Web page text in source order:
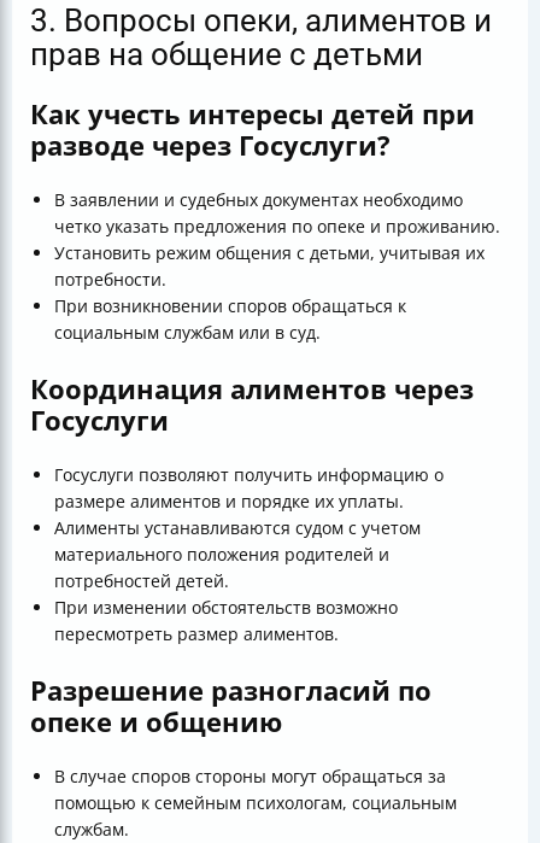
3. Вопросы опеки, алиментов и
прав на общение с детьми
Как учесть интересы детей при
разводе через Госуслуги?
В заявлении и судебных документах необходимо
четко указать предложения по опеке и проживанию.
Установить режим общения с детьми, учитывая их
потребности.
При возникновении споров обращаться к
социальным службам или в суд.
Координация алиментов через
Госуслуги
Госуслуги позволяют получить информацию о
размере алиментов и порядке их уплаты.
Алименты устанавливаются судом с учетом
материального положения родителей и
потребностей детей.
При изменении обстоятельств возможно
пересмотреть размер алиментов.
Разрешение разногласий по
опеке и общению
В случае споров стороны могут обращаться за
помощью к семейным психологам, социальным
службам.